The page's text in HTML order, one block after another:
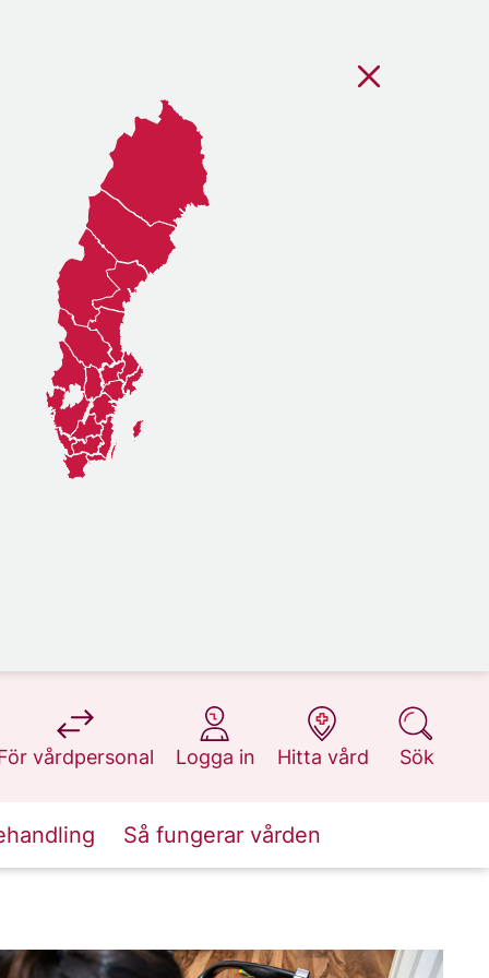
vårdpersonal
på 1177.se
Logga in
på 1177.se
Hitta vård
på 1177.se
Sök
på 1177.se
Så fungerar vården